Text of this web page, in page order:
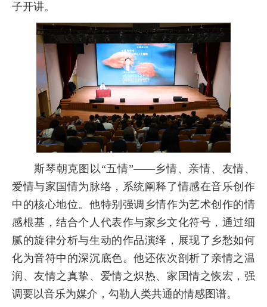
子开讲。
斯琴朝克图以“五情”——乡情、亲情、友情、
爱情与家国情为脉络，系统阐释了情感在音乐创作
中的核心地位。他特别强调乡情作为艺术创作的情
感根基，结合个人代表作与家乡文化符号，通过细
腻的旋律分析与生动的作品演绎，展现了乡愁如何
化为音符中的深沉底色。他还依次剖析了亲情之温
润、友情之真挚、爱情之炽热、家国情之恢宏，强
调要以音乐为媒介，勾勒人类共通的情感图谱。